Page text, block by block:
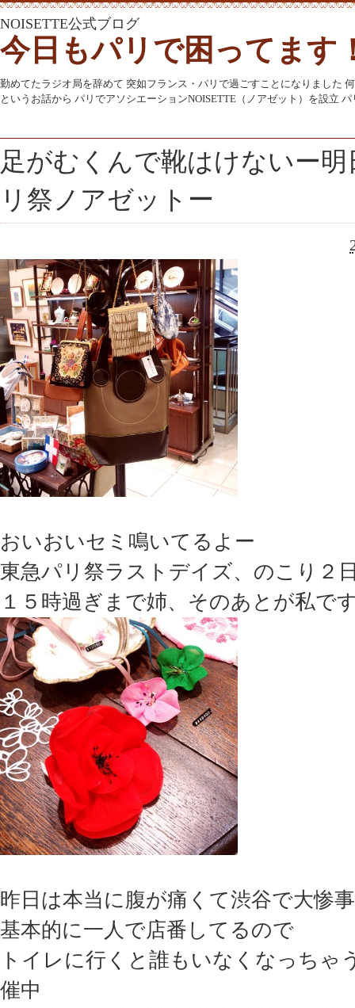
NOISETTE公式ブログ
今日もパリで困ってます
勤めてたラジオ局を辞めて 突如フランス・パリで過ごすことになりました
というお話から パリでアソシエーションNOISETTE（ノアゼット）を設立
足がむくんで靴はけないー
リ祭ノアゼットー
おいおいセミ鳴いてるよー
東急パリ祭ラストデイズ、のこり２
１５時過ぎまで姉、そのあとが私で
昨日は本当に腹が痛くて渋谷で大惨
基本的に一人で店番してるので
トイレに行くと誰もいなくなっちゃ
催中